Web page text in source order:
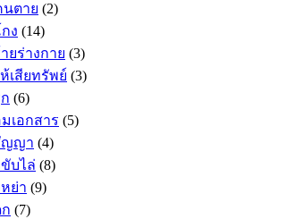
ตาย (2)
ง (14)
ยร่างกาย (3)
เสียทรัพย์ (3)
(6)
เอกสาร (5)
ญญา (4)
บไล่ (8)
ย่า (9)
(7)